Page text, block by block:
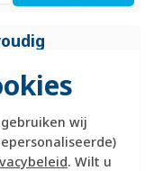
wij
. Wilt u